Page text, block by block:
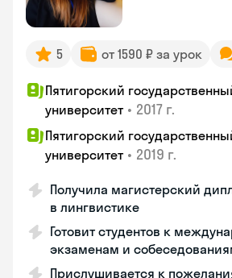
5 от 1590 ₽ за урок
Пятигорский
университет • 2017 г.
Пятигорский
университет • 2019 г.
Получила магистерский
в лингвистике
Готовит студентов к
экзаменам и
Прислушивается к